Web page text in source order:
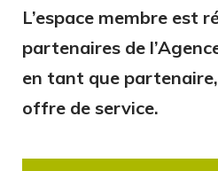
L’espace membre est
partenaires de
en tant que
offre de service.